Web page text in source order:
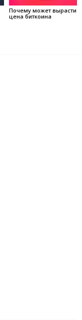
Почему может вырасти
цена биткоина